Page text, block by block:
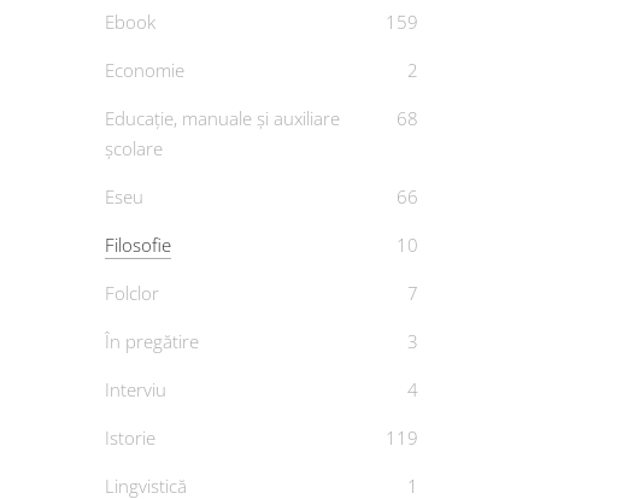
Ebook
159
Economie
2
Educație, manuale și auxiliare
școlare
68
Eseu
66
Filosofie
10
Folclor
7
În pregătire
3
Interviu
4
Istorie
119
Lingvistică
1